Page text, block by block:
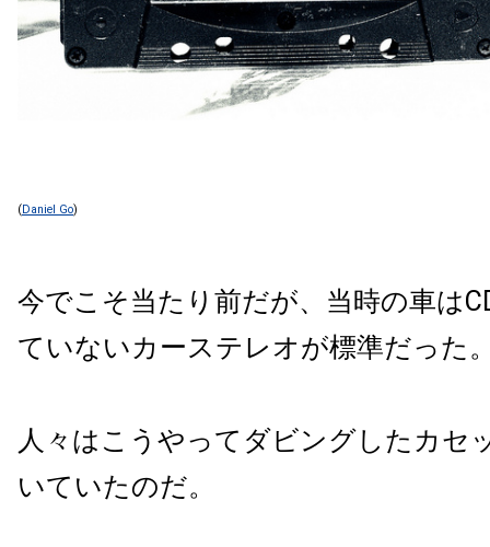
(Daniel Go)
今でこそ当たり前だが、当時の車は
ていないカーステレオが標準だった
人々はこうやってダビングしたカセ
いていたのだ。